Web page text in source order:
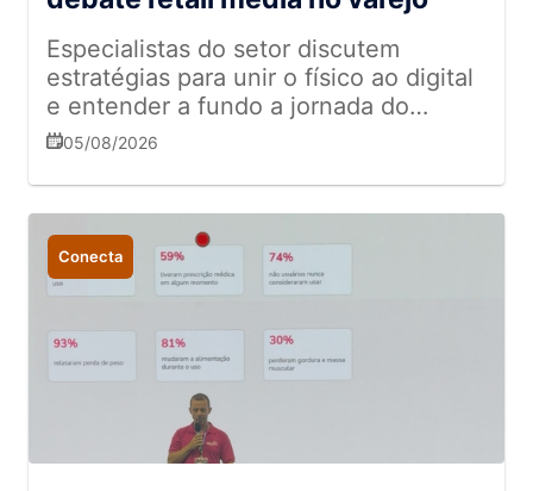
Especialistas do setor discutem
estratégias para unir o físico ao digital
e entender a fundo a jornada do
cliente
05/08/2026
Conecta